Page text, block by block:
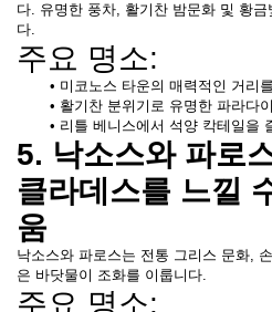
다. 유명한 풍차, 활기찬 밤문화 및 황
다.
주요 명소:
미코노스 타운의 매력적인 거리
활기찬 분위기로 유명한 파라다
리틀 베니스에서 석양 칵테일을
5. 낙소스와 파로
클라데스를 느낄
움
낙소스와 파로스는 전통 그리스 문화,
은 바닷물이 조화를 이룹니다.
주요 명소: